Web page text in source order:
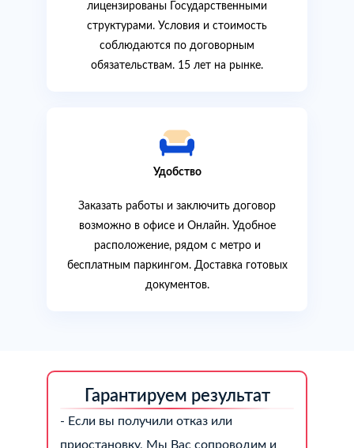
лицензированы Государственными
структурами. Условия и стоимость
соблюдаются по договорным
обязательствам. 15 лет на рынке.
Удобство
Заказать работы и заключить договор
возможно в офисе и Онлайн. Удобное
расположение, рядом с метро и
бесплатным паркингом. Доставка готовых
документов.
Гарантируем результат
- Если вы получили отказ или
приостановку, Мы Вас сопроводим и